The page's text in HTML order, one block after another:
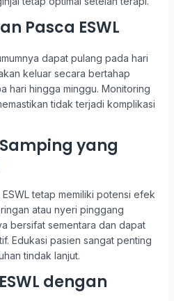
Pasca ESWL
dapat pulang pada hari
keluar secara bertahap
hari hingga minggu. Monitoring
tidak terjadi komplikasi
yang
tetap memiliki potensi efek
atau nyeri pinggang
bersifat sementara dan dapat
Edukasi pasien sangat penting
tindak lanjut.
dengan